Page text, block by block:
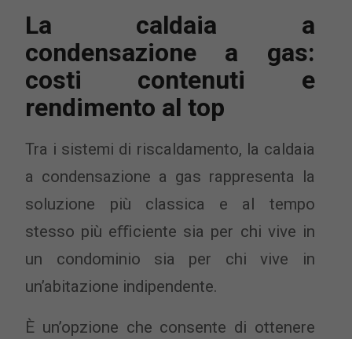
La caldaia a
condensazione a gas:
costi contenuti e
rendimento al top
Tra i sistemi di riscaldamento, la caldaia
a condensazione a gas rappresenta la
soluzione più classica e al tempo
stesso più eﬃciente sia per chi vive in
un condominio sia per chi vive in
un’abitazione indipendente.
È un’opzione che consente di ottenere